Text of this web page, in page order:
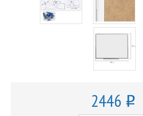
2446 o